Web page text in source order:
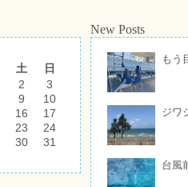
土
日
2
3
9
10
16
17
23
24
30
31
New Posts
もう
ジワ
台風